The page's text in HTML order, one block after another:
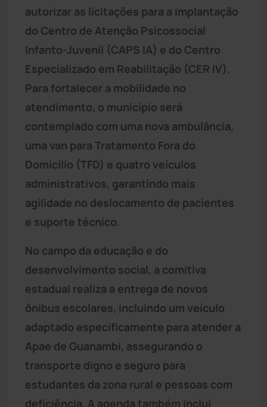
autorizar as licitações para a implantação
do Centro de Atenção Psicossocial
Infanto-Juvenil (CAPS IA) e do Centro
Especializado em Reabilitação (CER IV).
Para fortalecer a mobilidade no
atendimento, o município será
contemplado com uma nova ambulância,
uma van para Tratamento Fora do
Domicílio (TFD) e quatro veículos
administrativos, garantindo mais
agilidade no deslocamento de pacientes
e suporte técnico.
No campo da educação e do
desenvolvimento social, a comitiva
estadual realiza a entrega de novos
ônibus escolares, incluindo um veículo
adaptado especificamente para atender a
Apae de Guanambi, assegurando o
transporte digno e seguro para
estudantes da zona rural e pessoas com
deficiência. A agenda também inclui